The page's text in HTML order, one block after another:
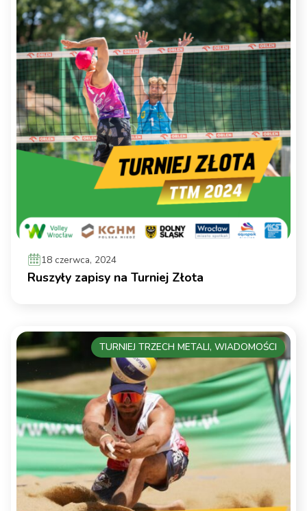
18 czerwca, 2024
Ruszyły zapisy na Turniej Złota
TURNIEJ TRZECH METALI, WIADOMOŚCI